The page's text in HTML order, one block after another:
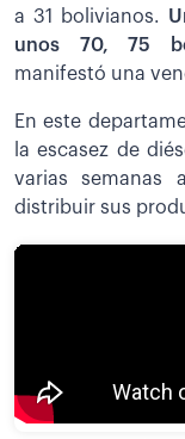
a 31 bolivianos.
unos 70, 75
manifestó una
En este
la escasez de
varias semanas
distribuir sus